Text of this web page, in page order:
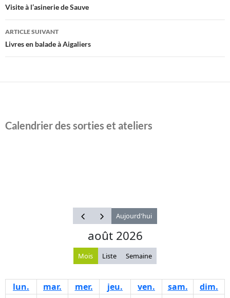
des
articles
Visite à l’asinerie de Sauve
ARTICLE SUIVANT
Livres en balade à Aigaliers
Calendrier des sorties et ateliers